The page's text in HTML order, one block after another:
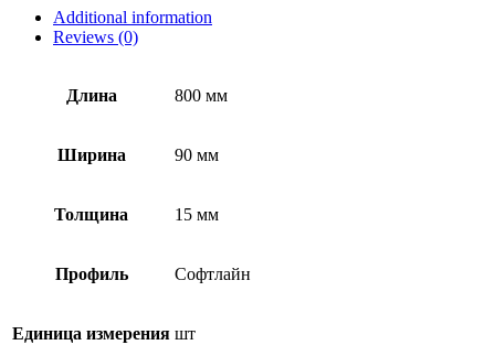
quantity
Additional information
Reviews (0)
Длина 800 мм
Ширина 90 мм
Толщина 15 мм
Профиль Софтлайн
Единица измерения шт